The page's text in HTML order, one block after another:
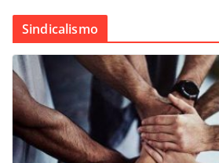
Sindicalismo